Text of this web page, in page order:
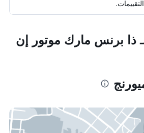
ذا برنس مارك موتور إن